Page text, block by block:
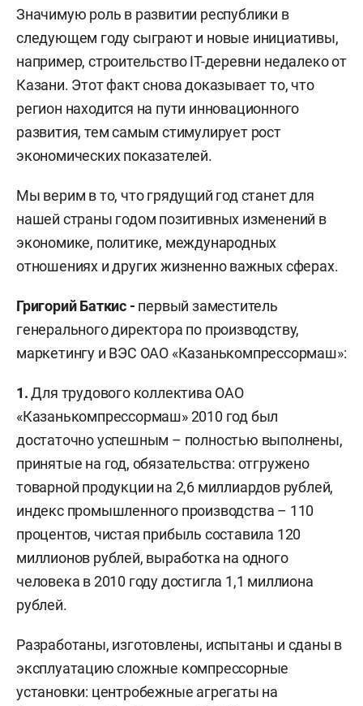
Значимую роль в развитии республики в
следующем году сыграют и новые инициативы,
например, строительство IT-деревни недалеко от
Казани. Этот факт снова доказывает то, что
регион находится на пути инновационного
развития, тем самым стимулирует рост
экономических показателей.
Мы верим в то, что грядущий год станет для
нашей страны годом позитивных изменений в
экономике, политике, международных
отношениях и других жизненно важных сферах.
Григорий Баткис - первый заместитель
генерального директора по производству,
маркетингу и ВЭС ОАО «Казанькомпрессормаш»:
1.Для трудового коллектива ОАО
«Казанькомпрессормаш» 2010 год был
достаточно успешным – полностью выполнены,
принятые на год, обязательства: отгружено
товарной продукции на 2,6 миллиардов рублей,
индекс промышленного производства – 110
процентов, чистая прибыль составила 120
миллионов рублей, выработка на одного
человека в 2010 году достигла 1,1 миллиона
рублей.
Разработаны, изготовлены, испытаны и сданы в
эксплуатацию сложные компрессорные
установки: центробежные агрегаты на